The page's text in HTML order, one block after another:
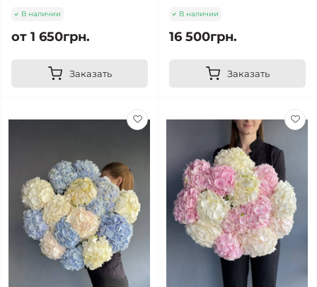
В наличии
от 1 650грн.
Заказать
В наличии
16 500грн.
Заказать